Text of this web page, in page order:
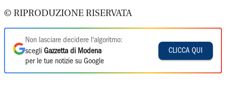
© RIPRODUZIONE RISERVATA
Non lasciare decidere l'algoritmo:
scegli Gazzetta di Modena
per le tue notizie su Google
CLICCA QUI